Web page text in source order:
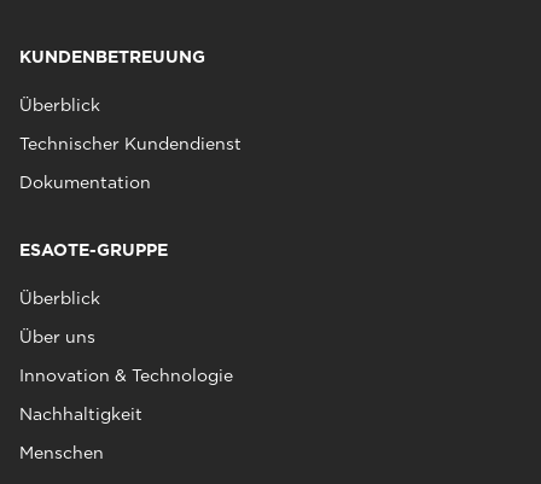
KUNDENBETREUUNG
Überblick
Technischer Kundendienst
Dokumentation
ESAOTE-GRUPPE
Überblick
Über uns
Innovation & Technologie
Nachhaltigkeit
Menschen